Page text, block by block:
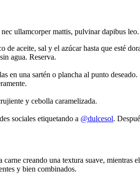
ullamcorper mattis, pulvinar dapibus leo.
aceite, sal y el azúcar hasta que esté
agua. Reserva.
en una sartén o plancha al punto deseado.
y cebolla caramelizada.
sociales etiquetando a @dulcesol.
creando una textura suave,
y bien combinados.